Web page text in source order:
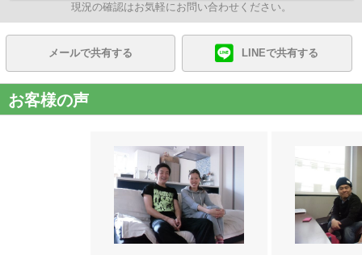
現況の確認はお気軽にお問い合わせください。
メールで共有する LINEで共有する
お客様の声